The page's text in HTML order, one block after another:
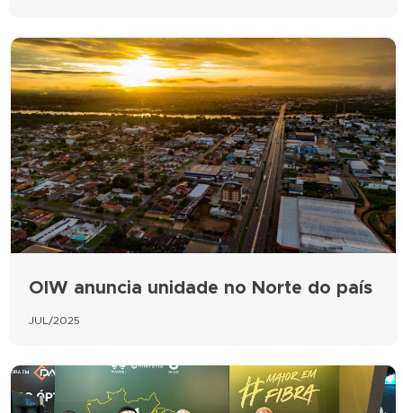
OIW anuncia unidade no Norte do país
JUL/2025